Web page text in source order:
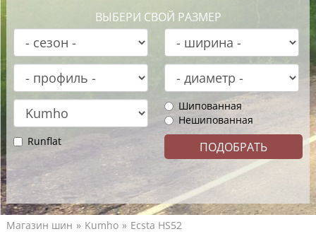
ВЫБЕРИ СВОЙ РАЗМЕР
Шипованная
Нешипованная
Runflat
Магазин шин Kumho Ecsta HS52